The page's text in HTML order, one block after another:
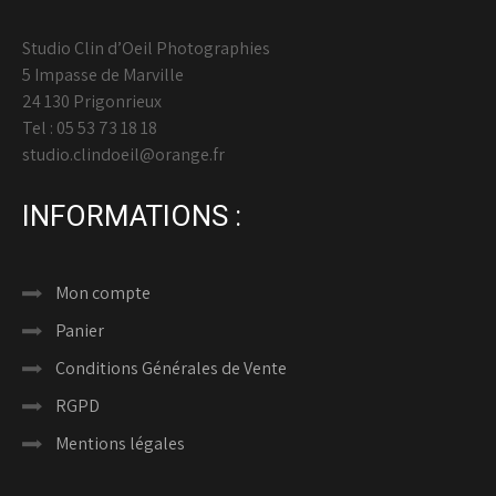
Studio Clin d’Oeil Photographies
5 Impasse de Marville
24 130 Prigonrieux
Tel : 05 53 73 18 18
studio.clindoeil@orange.fr
INFORMATIONS :
Mon compte
Panier
Conditions Générales de Vente
RGPD
Mentions légales